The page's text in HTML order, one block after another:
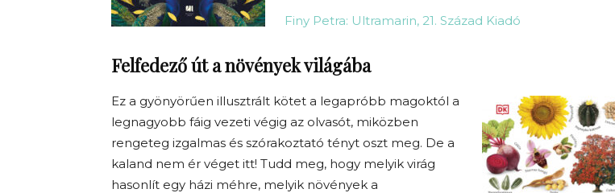
Finy Petra: Ultramarin, 21. Század Kiadó
Felfedező út a növények világába
Ez a gyönyörűen illusztrált kötet a legapróbb magoktól a
legnagyobb fáig vezeti végig az olvasót, miközben
rengeteg izgalmas és szórakoztató tényt oszt meg. De a
kaland nem ér véget itt! Tudd meg, hogy melyik virág
hasonlít egy házi méhre, melyik növények a